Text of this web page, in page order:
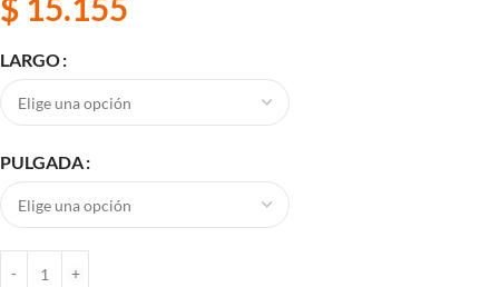
LARGO
PULGADA